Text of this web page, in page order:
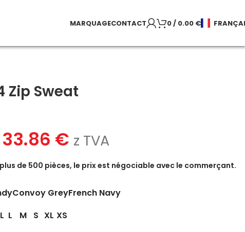
MARQUAGECONTACT 0/ 0.00 €
Zip Sweat
33.86 € z TVA
de 500 pièces, le prix est négociable avec le commerçant.
Convoy GreyFrench Navy
L M S XL XS